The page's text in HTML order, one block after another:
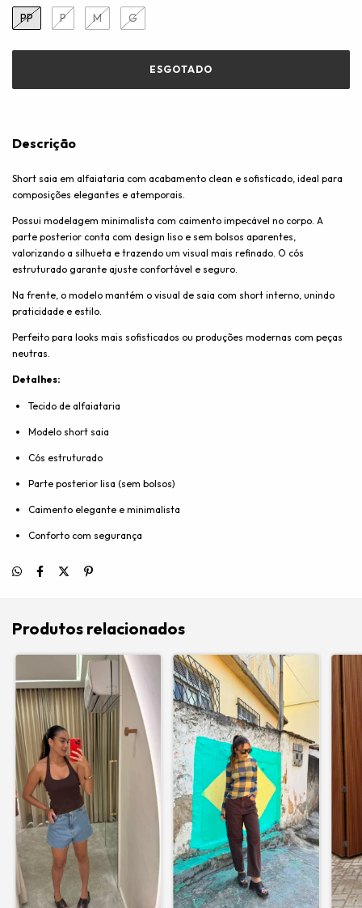
PP P M G
Descrição
Short saia em alfaiataria com acabamento clean e sofisticado, ideal para
composições elegantes e atemporais.
Possui modelagem minimalista com caimento impecável no corpo. A
parte posterior conta com design liso e sem bolsos aparentes,
valorizando a silhueta e trazendo um visual mais refinado. O cós
estruturado garante ajuste confortável e seguro.
Na frente, o modelo mantém o visual de saia com short interno, unindo
praticidade e estilo.
Perfeito para looks mais sofisticados ou produções modernas com peças
neutras.
Detalhes:
Tecido de alfaiataria
Modelo short saia
Cós estruturado
Parte posterior lisa (sem bolsos)
Caimento elegante e minimalista
Conforto com segurança
Produtos relacionados